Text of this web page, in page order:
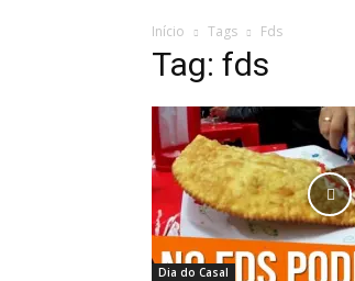
Início Tags Fds
Tag: fds
Dia do Casal